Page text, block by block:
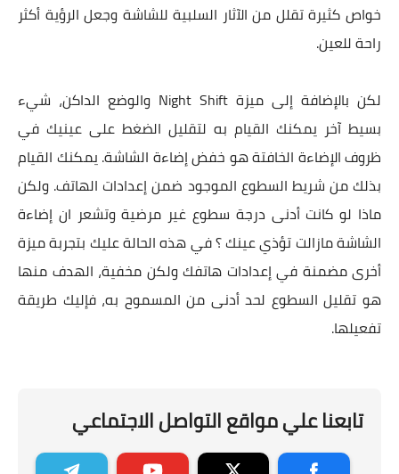
خواص كثيرة تقلل من الآثار السلبية للشاشة وجعل الرؤية أكثر
راحة للعين.
لكن بالإضافة إلى ميزة Night Shift والوضع الداكن، شيء
بسيط آخر يمكنك القيام به لتقليل الضغط على عينيك في
ظروف الإضاءة الخافتة هو خفض إضاءة الشاشة. يمكنك القيام
بذلك من شريط السطوع الموجود ضمن إعدادات الهاتف. ولكن
ماذا لو كانت أدنى درجة سطوع غير مرضية وتشعر ان إضاءة
الشاشة مازالت تؤذي عينك ؟ في هذه الحالة عليك بتجربة ميزة
أخرى مضمنة في إعدادات هاتفك ولكن مخفية، الهدف منها
هو تقليل السطوع لحد أدنى من المسموح به، فإليك طريقة
تفعيلها.
تابعنا علي مواقع التواصل الاجتماعي